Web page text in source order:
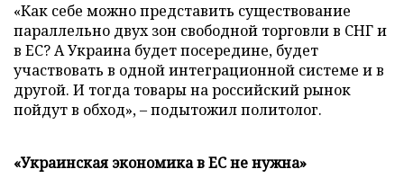
«Как себе можно представить существование
параллельно двух зон свободной торговли в СНГ и
в ЕС? А Украина будет посередине, будет
участвовать в одной интеграционной системе и в
другой. И тогда товары на российский рынок
пойдут в обход», – подытожил политолог.
«Украинская экономика в ЕС не нужна»